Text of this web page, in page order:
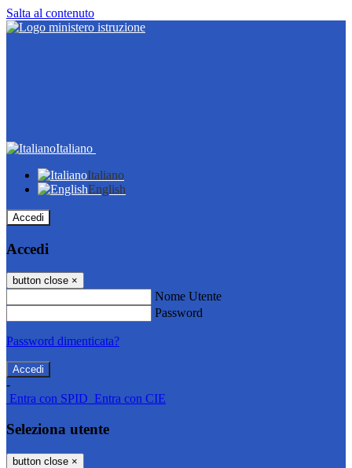
Salta al contenuto
Italiano
Italiano
English
Accedi
Accedi
button close ×
Nome Utente
Password
Password dimenticata?
-
Entra con SPID Entra con CIE
Seleziona utente
button close ×